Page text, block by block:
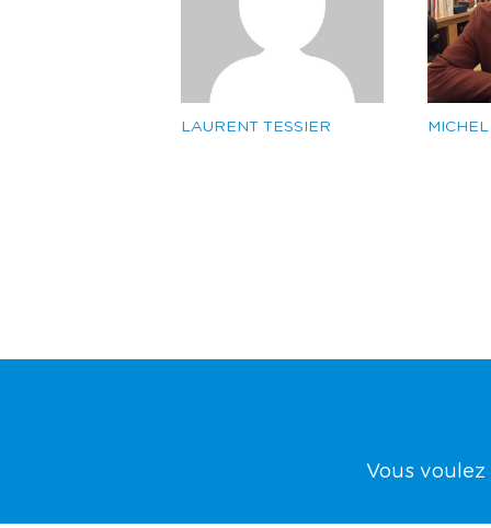
LAURENT TESSIER
Vous